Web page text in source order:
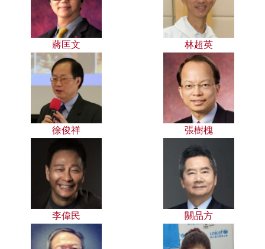
蔣匡文 林超英
徐俊祥 張樹槐
李偉民 關品方